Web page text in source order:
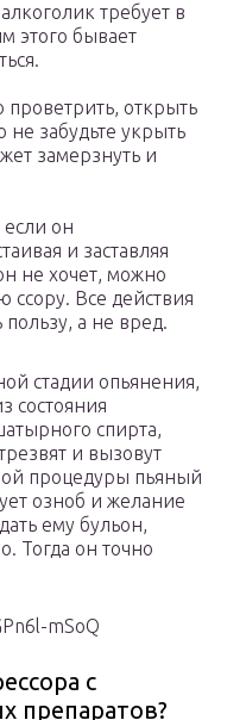
требует в
этого бывает
открыть
не забудьте укрыть
замерзнуть и
если он
и заставляя
не хочет, можно
ссору. Все действия
а не вред.
стадии опьянения,
состояния
спирта,
и вызовут
процедуры пьяный
озноб и желание
ему бульон,
Тогда он точно
mSoQ
с
препаратов?